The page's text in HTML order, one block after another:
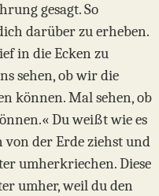
gesagt. So
darüber zu erheben.
in die Ecken zu
sehen, ob wir die
können. Mal sehen, ob
Du weißt wie es
der Erde ziehst und
umherkriechen. Diese
umher, weil du den